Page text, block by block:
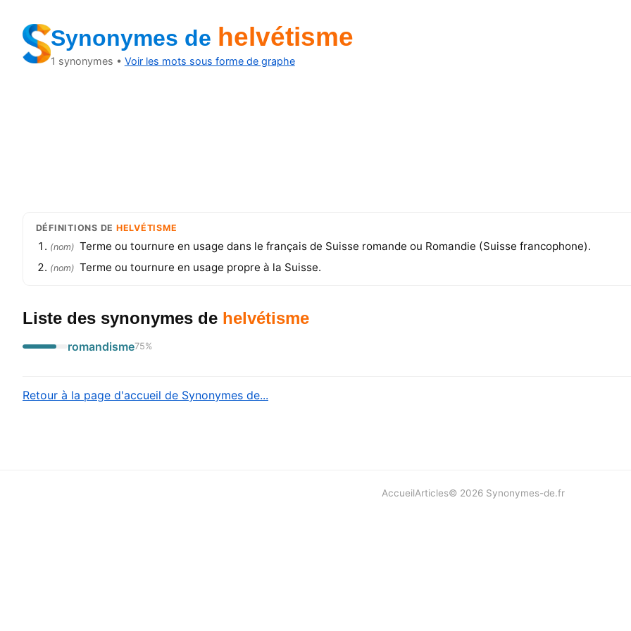
Synonymes de helvétisme
1 synonymes • Voir les mots sous forme de graphe
DÉFINITIONS DE HELVÉTISME
(nom) Terme ou tournure en usage dans le français de Suisse romande ou Romandie (Suisse francophone).
(nom) Terme ou tournure en usage propre à la Suisse.
Liste des synonymes de helvétisme
romandisme75%
Retour à la page d'accueil de Synonymes de...
AccueilArticles© 2026 Synonymes-de.fr